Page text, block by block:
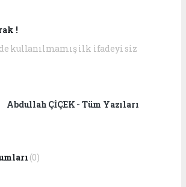
!
kullanılmamış ilk ifadeyi siz
Abdullah ÇİÇEK - Tüm Yazıları
(0)